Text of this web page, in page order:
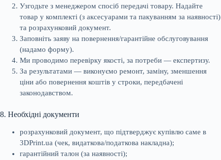
Узгодьте з менеджером спосіб передачі товару. Надайте
товар у комплекті (з аксесуарами та пакуванням за наявності)
та розрахунковий документ.
Заповніть заяву на повернення/гарантійне обслуговування
(надамо форму).
Ми проводимо перевірку якості, за потреби — експертизу.
За результатами — виконуємо ремонт, заміну, зменшення
ціни або повернення коштів у строки, передбачені
законодавством.
8. Необхідні документи
розрахунковий документ, що підтверджує купівлю саме в
3DPrint.ua (чек, видаткова/податкова накладна);
гарантійний талон (за наявності);